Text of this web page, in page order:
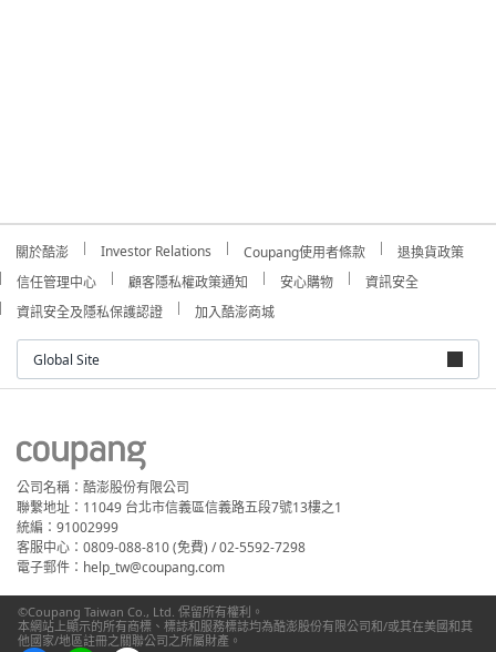
關於酷澎 Investor Relations Coupang使用者條款
退換貨政策
信任管理中心
顧客隱私權政策通知 安心購物
資訊安全
資訊安全及隱私保護認證
加入酷澎商城
Global Site
公司名稱：酷澎股份有限公司
聯繫地址：11049 台北市信義區信義路五段7號13樓之1
統編：91002999
客服中心：0809-088-810 (免費) / 02-5592-7298
電子郵件：help_tw@coupang.com
©Coupang Taiwan Co., Ltd. 保留所有權利。
本網站上顯示的所有商標、標誌和服務標誌均為酷澎股份有限公司和/或其在美國和其
他國家/地區註冊之關聯公司之所屬財產。